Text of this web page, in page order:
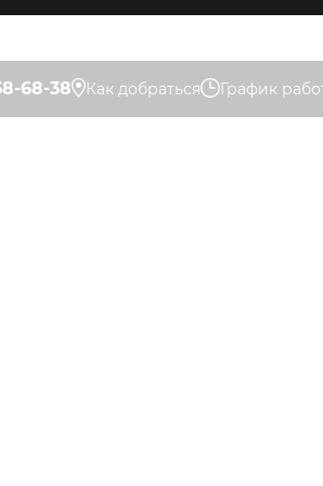
68-38 Как добраться График